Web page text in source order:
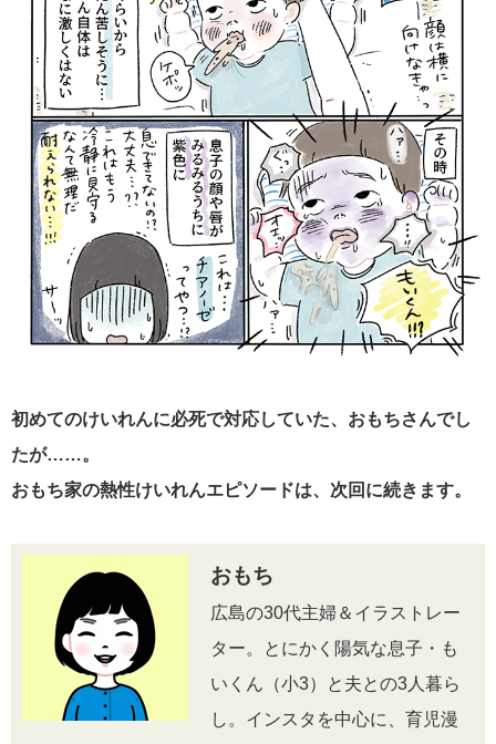
初めてのけいれんに必死で対応していた、おもちさんでし
たが……。
おもち家の熱性けいれんエピソードは、次回に続きます。
おもち
広島の30代主婦＆イラストレー
ター。とにかく陽気な息子・も
いくん（小3）と夫との3人暮ら
し。インスタを中心に、育児漫